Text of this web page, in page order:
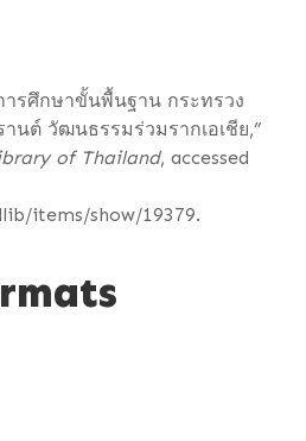
รศึกษาขั้นพื้นฐาน กระทรวง
นต์ วัฒนธรรมร่วมรากเอเชีย,”
of Thailand, accessed
items/show/19379.